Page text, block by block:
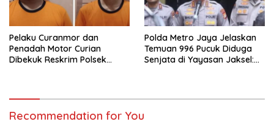
Pelaku Curanmor dan
Penadah Motor Curian
Dibekuk Reskrim Polsek
Polda Metro Jaya Jelaskan
Temuan 996 Pucuk Diduga
Senjata di Yayasan Jaksel:
Recommendation for You